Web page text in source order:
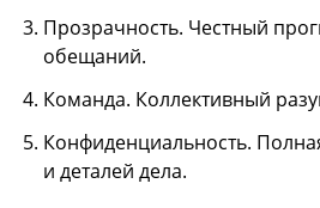
Прозрачность. Честный
обещаний.
Команда. Коллективный
Конфиденциальность.
и деталей дела.